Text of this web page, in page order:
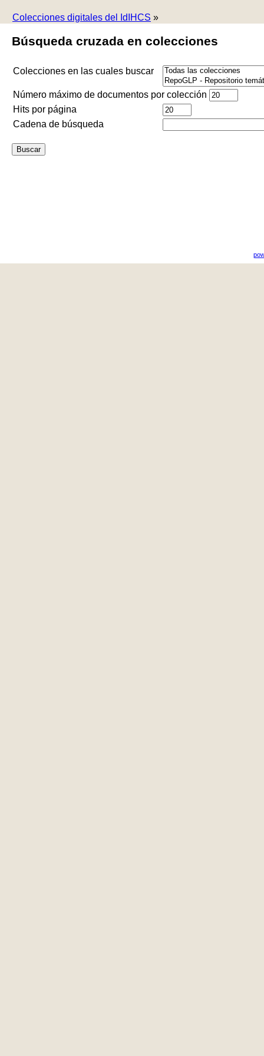
Colecciones digitales del IdIHCS »
Búsqueda cruzada en colecciones
Colecciones en las cuales buscar
Número máximo de documentos por colección
Hits por página
Cadena de búsqueda